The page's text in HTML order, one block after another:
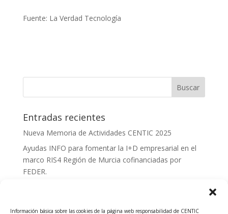
Información básica sobre las cookies de la página web responsabilidad de CENTIC
Fuente: La Verdad Tecnología
Entradas recientes
Nueva Memoria de Actividades CENTIC 2025
Ayudas INFO para fomentar la I+D empresarial en el
marco RIS4 Región de Murcia cofinanciadas por
FEDER.